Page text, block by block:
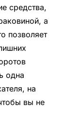
средства,
а
позволяет
одна
на
вы не